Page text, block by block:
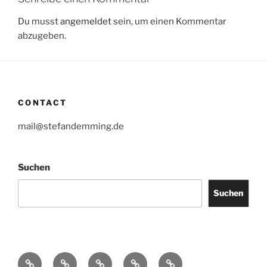
Du musstangemeldetsein, um einen Kommentar
abzugeben.
CONTACT
mail@stefandemming.de
Suchen
Suchen
Contact CV Text CataloguesIMPRINT